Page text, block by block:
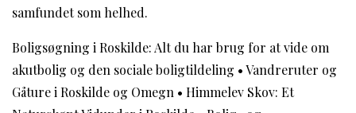
samfundet som helhed.
Boligsøgning i Roskilde: Alt du har brug for at vide om
akutbolig og den sociale boligtildeling •Vandreruter og
Gåture i Roskilde og Omegn • Himmelev Skov: Et